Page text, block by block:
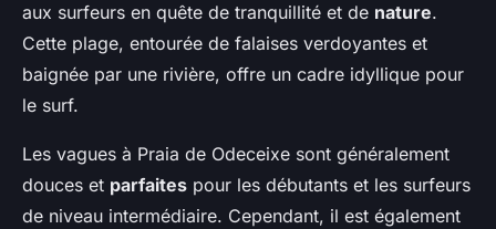
aux surfeurs en quête de tranquillité et de nature.
Cette plage, entourée de falaises verdoyantes et
baignée par une rivière, offre un cadre idyllique pour
le surf.
Les vagues à Praia de Odeceixe sont généralement
douces et parfaites pour les débutants et les surfeurs
de niveau intermédiaire. Cependant, il est également